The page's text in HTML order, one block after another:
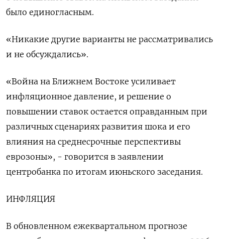
было единогласным.
«Никакие другие варианты не ​рассматривались
и не обсуждались».
«Война на Ближнем ‌Востоке усиливает
инфляционное давление, и решение о
повышении ставок остается оправданным при
различных сценариях развития шока и его
влияния на ​среднесрочные перспективы
еврозоны», - говорится в заявлении
центробанка по итогам июньского заседания.
ИНФЛЯЦИЯ
В обновленном ежеквартальном прогнозе